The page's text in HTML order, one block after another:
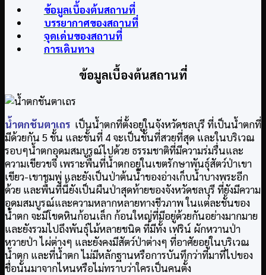
ข้อมูลเบื้องต้นสถานที่
บรรยากาศของสถานที่
จุดเด่นของสถานที่
การเดินทาง
ข้อมูลเบื้องต้นสถานที่
น้ำตกชันตาเถร เป็นน้ำตกที่ตั้งอยู่ในจังหวัดชลบุรี ที่เป็นน้ำตกที่
มีด้วยกัน 5 ชั้น และชั้นที่ 4 จะเป็นชั้นที่สวยที่สุด และในบริเวณ
รอบๆน้ำตกอุดมสมบูรณ์ไปด้วย ธรรมชาติที่มีความร่มรื่นและ
ความเขียวขจี เพราะพื้นที่น้ำตกอยู่ในเขตรักษาพันธุ์สัตว์ป่าเขา
เขียว-เขาชมพู่ และยังเป็นป่าต้นน้ำของอ่างเก็บน้ำบางพระอีก
ด้วย และพื้นที่นี้ยังเป็นผืนป่าสุดท้ายของจังหวัดชลบุรี ที่ยังมีความ
อุดมสมบูรณ์และความหลากหลายทางชีวภาพ ในแต่ละชั้นของ
น้ำตก จะมีโขดหินก้อนเล็ก ก้อนใหญ่ที่มีอยู่ด้วยกันอย่างมากมาย
และยังรวมไปถึงพันธุ์ไม้หลายชนิด ที่มีทั้ง เฟริน์ ผักหวานป่า
หวายป่า ไผ่ต่างๆ และยังคงมีสัตว์ป่าต่างๆ ที่อาศัยอยู่ในบริเวณ
น้ำตก และที่น้ำตก ไม่มีหลักฐานหรือการบันทึกว่าที่มาที่ไปของ
ชื่อนั้นมาจากไหนหรือไม่ทราบว่าใครเป็นคนตั้ง